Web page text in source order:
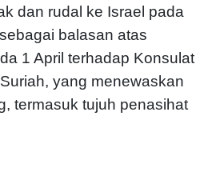
dan rudal ke Israel pada
balasan atas
1 April terhadap Konsulat
yang menewaskan
termasuk tujuh penasihat